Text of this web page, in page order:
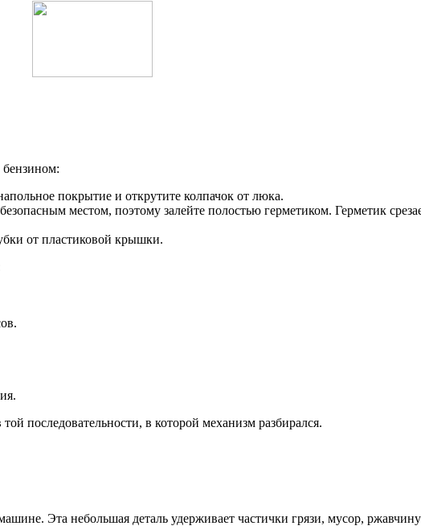
бензином:
покрытие и открутите колпачок от люка.
местом, поэтому залейте полостью герметиком. Герметик
от пластиковой крышки.
последовательности, в которой механизм разбирался.
Эта небольшая деталь удерживает частички грязи, мусор,